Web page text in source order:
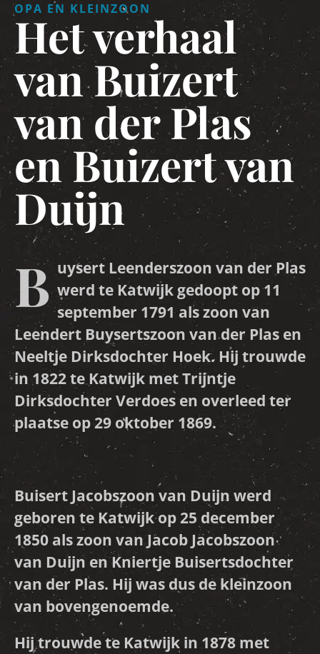
OPA EN KLEINZOON
Het verhaal
van Buizert
van der Plas
en Buizert van
Duijn
B uysert Leenderszoon van der Plas
werd te Katwijk gedoopt op 11
september 1791 als zoon van
Leendert Buysertszoon van der Plas en
Neeltje Dirksdochter Hoek. Hij trouwde
in 1822 te Katwijk met Trijntje
Dirksdochter Verdoes en overleed ter
plaatse op 29 oktober 1869.
Buisert Jacobszoon van Duijn werd
geboren te Katwijk op 25 december
1850 als zoon van Jacob Jacobszoon
van Duijn en Kniertje Buisertsdochter
van der Plas. Hij was dus de kleinzoon
van bovengenoemde.
Hij trouwde te Katwijk in 1878 met